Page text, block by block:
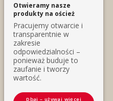
Otwieramy nasze
produkty na oścież
Pracujemy otwarcie i
transparentnie w
zakresie
odpowiedzialności –
ponieważ buduje to
zaufanie i tworzy
wartość.
Dbaj – używaj więcej